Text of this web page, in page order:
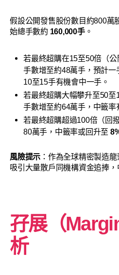
假設公開發售股份數目約800萬
始總手數約 160,000手。
若最終超購在15至50倍（
手數增至約48萬手，預計
10至15手有機會中一手。
若最終超購大幅攀升至50
手數增至約64萬手，中籤
若最終超購超過100倍（回
80萬手，中籤率或回升至
風險提示 ：作為全球精密製造
吸引大量散戶同機構資金追捧，
孖展（
析